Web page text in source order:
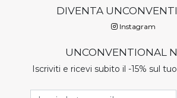
DIVENTA
Instagram
UNCONVENTIONAL
Iscriviti e ricevi subito il -15% sul